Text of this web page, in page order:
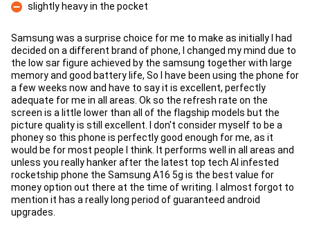
Contre
slightly heavy in the pocket
Samsung was a surprise choice for me to make as initially I had
decided on a different brand of phone, I changed my mind due to
the low sar figure achieved by the samsung together with large
memory and good battery life, So I have been using the phone for
a few weeks now and have to say it is excellent, perfectly
adequate for me in all areas. Ok so the refresh rate on the
screen is a little lower than all of the flagship models but the
picture quality is still excellent. I don't consider myself to be a
phoney so this phone is perfectly good enough for me, as it
would be for most people I think. It performs well in all areas and
unless you really hanker after the latest top tech AI infested
rocketship phone the Samsung A16 5g is the best value for
money option out there at the time of writing. I almost forgot to
mention it has a really long period of guaranteed android
upgrades.